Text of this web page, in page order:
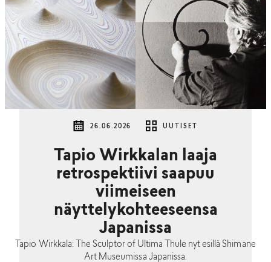
26.06.2026 UUTISET
Tapio Wirkkalan laaja
retrospektiivi saapuu
viimeiseen
näyttelykohteeseensa
Japanissa
Tapio Wirkkala: The Sculptor of Ultima Thule nyt esillä Shimane
Art Museumissa Japanissa.